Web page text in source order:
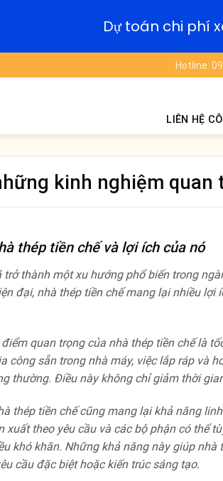
Hotline:
LIÊN HỆ
kinh nghiệm
thép tiền chế và lợi ích của nó
trở thành một xu hướng phổ biến trong
đại, nhà thép tiền chế mang lại nhiều
quan trọng của nhà thép tiền chế là
công sẵn trong nhà máy, việc lắp ráp và
thường. Điều này không chỉ giảm thời
thép tiền chế cũng mang lại khả năng
xuất theo yêu cầu và các bộ phận có thể
khó khăn. Những khả năng này giúp
cầu đặc biệt hoặc kiến trúc sáng tạo.
Dự toán chi phí